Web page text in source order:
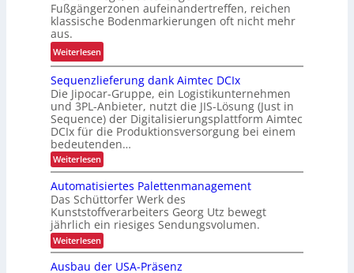
e
z
u
r
K
I
s
u
f
ü
r
R
e
c
y
c
l
i
n
g
h
r
E
r
g
o
n
o
m
i
e
u
d
P
r
ä
z
i
Fußgängerzonen aufeinandertreffen, reichen
klassische Bodenmarkierungen oft nicht mehr
aus.
Weiterlesen:
A
r
b
e
i
t
s
s
i
c
h
e
r
Sequenzlieferung dank Aimtec DCIx
Die Jipocar-Gruppe, ein Logistikunternehmen
und 3PL-Anbieter, nutzt die JIS-Lösung (Just in
Sequence) der Digitalisierungsplattform Aimtec
DCIx für die Produktionsversorgung bei einem
bedeutenden…
Weiterlesen:
S
q
u
e
n
z
l
e
Automatisiertes Palettenmanagement
Das Schüttorfer Werk des
Kunststoffverarbeiters Georg Utz bewegt
jährlich ein riesiges Sendungsvolumen.
Weiterlesen:
A
Ausbau der USA-Präsenz